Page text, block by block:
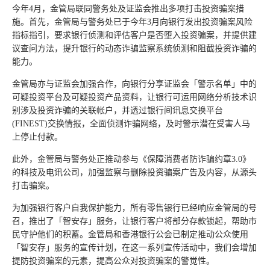
今年4月，金管局联同警务处及证监会推出多项打击投资骗案措
施。首先，金管局与警务处已于今年3月向银行发出投资骗案风险
指标指引，要求银行侦测和评估客户是否堕入投资骗案，并提供建
议查问方法，提升银行的动态诈骗监察系统侦测和阻截投资诈骗的
能力。
金管局亦与证监会加强合作，向银行分享证监会「警示名单」中的
可疑投资平台及可疑投资产品资料，让银行可运用网络分析技术识
别涉及投资诈骗的关联帐户，并透过银行间讯息交换平台
(FINEST)交换情报，全面侦测诈骗网络，及时警示潜在受害人马
上停止付款。
此外，金管局与警务处正推动参与《保障消费者防诈骗约章3.0》
的科技及电讯公司，加强监察与删除投资骗案广告及内容，从源头
打击骗案。
为加强银行客户自我保护能力，所有零售银行已经响应金管局的号
召，推出了「智安存」服务，让银行客户将部分存款锁起，帮助市
民守护他们的积蓄。金管局和香港银行公会已制定推动公众使用
「智安存」服务的宣传计划，在这一系列宣传活动中，我们会增加
提防投资骗案的元素，提高公众对投资骗案的警觉性。